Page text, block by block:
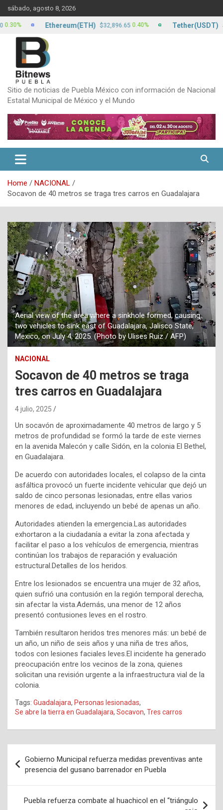
Skip
to
content
sábado, agosto 8, 2026
Sitio de noticias de Puebla México con información de Nacional
Estatal Municipal de México y el Mundo
Home
NACIONAL
Socavon de 40 metros se traga tres carros en Guadalajara
Aerial view of the area where a sinkhole formed, causing
two vehicles to sink east of Guadalajara, Jalisco State,
Mexico, on July 4, 2025. (Photo by Ulises Ruiz / AFP)
NACIONAL
Socavon de 40 metros se traga
tres carros en Guadalajara
4 julio, 2025
Un socavón de aproximadamente 40 metros de largo y 5
metros de profundidad se formó la tarde de este viernes
en la avenida Malecón y calle Sidón, en la colonia El Bethel,
en Guadalajara.
De acuerdo con autoridades locales, el colapso de la cinta
asfáltica provocó un fuerte incidente vehicular que dejó un
saldo de cinco personas lesionadas, entre ellas varios
menores de edad, incluyendo un bebé de apenas un año.
Autoridades atienden la emergencia.Las autoridades
exhortaron a la ciudadanía a evitar la zona afectada y
facilitar el paso a los vehículos de emergencia, mientras
continúan los trabajos de reparación y evaluación
estructural.Detalles de los heridos.
Entre los lesionados se encuentra una mujer de 32 años,
quien sufrió una contusión en la región temporal derecha,
sin afectar la vista.Además, una menor de 12 años
presentó contusiones leves en el rostro.
También resultaron heridos tres menores más: un bebé de
un año, un niño de seis años y una niña de tres años,
todos con lesiones faciales leves.El incidente ha generado
preocupación entre los vecinos de la zona, quienes
solicitan una revisión urgente a la infraestructura vial de la
colonia.
Tags: Guadalajara, Personas lesionadas,
Se abre la tierra en Guadalajara, Socavon, Tres carros
de
entradas
Gobierno Municipal refuerza medidas preventivas ante
presencia del gusano barrenador en Puebla
Puebla refuerza combate al huachicol en el “triángulo
Ethereum(ETH) $32,896.65 0.40% Tether(USDT) $17.12